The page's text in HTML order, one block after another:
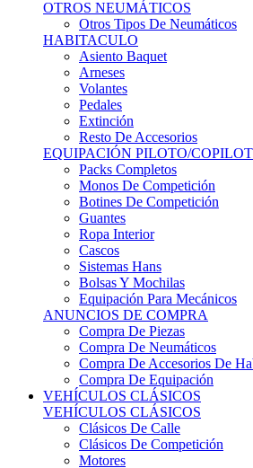
HABITACULO
Asiento Baquet
Arneses
Volantes
Pedales
Extinción
Resto De Accesorios
EQUIPACIÓN PILOTO/
Packs Completos
Monos De Competición
Botines De Competición
Guantes
Ropa Interior
Cascos
Sistemas Hans
Bolsas Y Mochilas
Equipación Para Mecánicos
ANUNCIOS DE COMPRA
Compra De Piezas
Compra De Neumáticos
Compra De Accesorios De
Compra De Equipación
VEHÍCULOS CLÁSICOS
VEHÍCULOS CLÁSICOS
Clásicos De Calle
Clásicos De Competición
Motores
Cajas De Cambio